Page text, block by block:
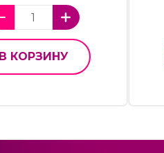
В КОРЗИНУ